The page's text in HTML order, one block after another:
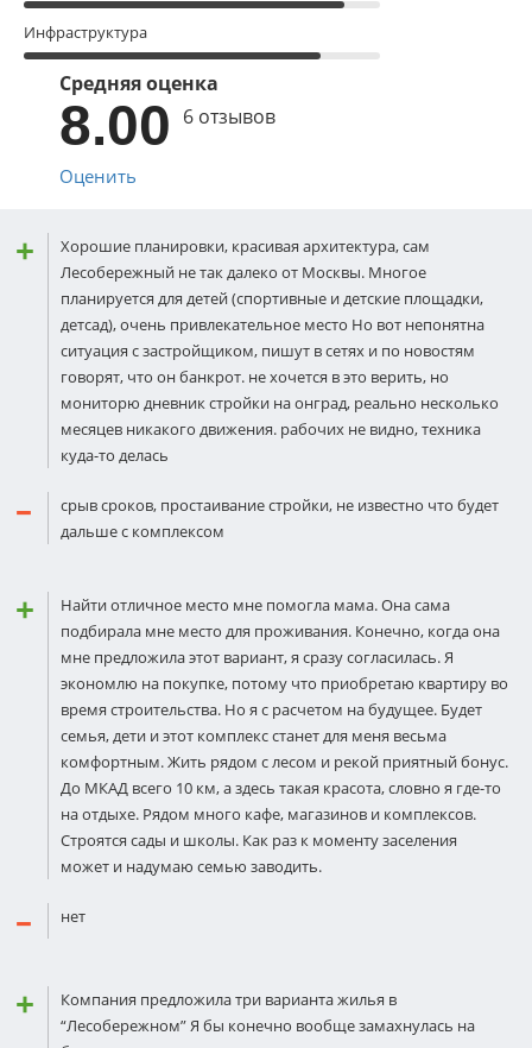
Инфраструктура
Средняя оценка
8.00 6 отзывов
Оценить
Хорошие планировки, красивая архитектура, сам
Лесобережный не так далеко от Москвы. Многое
планируется для детей (спортивные и детские площадки,
детсад), очень привлекательное место Но вот непонятна
ситуация с застройщиком, пишут в сетях и по новостям
говорят, что он банкрот. не хочется в это верить, но
мониторю дневник стройки на онград, реально несколько
месяцев никакого движения. рабочих не видно, техника
куда-то делась
срыв сроков, простаивание стройки, не известно что будет
дальше с комплексом
Найти отличное место мне помогла мама. Она сама
подбирала мне место для проживания. Конечно, когда она
мне предложила этот вариант, я сразу согласилась. Я
экономлю на покупке, потому что приобретаю квартиру во
время строительства. Но я с расчетом на будущее. Будет
семья, дети и этот комплекс станет для меня весьма
комфортным. Жить рядом с лесом и рекой приятный бонус.
До МКАД всего 10 км, а здесь такая красота, словно я где-то
на отдыхе. Рядом много кафе, магазинов и комплексов.
Строятся сады и школы. Как раз к моменту заселения
может и надумаю семью заводить.
нет
Компания предложила три варианта жилья в
“Лесобережном” Я бы конечно вообще замахнулась на